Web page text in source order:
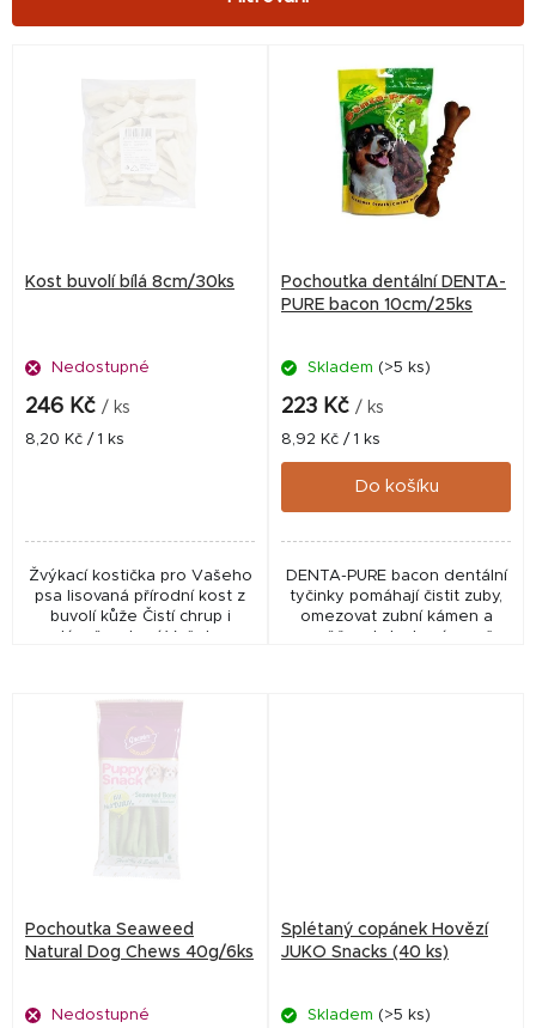
Kost buvolí bílá 8cm/30ks
Nedostupné
246 Kč / ks
Měrná
8,20 Kč / 1 ks
Žvýkací kostička pro Vašeho
psa lisovaná přírodní kost z
buvolí kůže Čistí chrup i
dásně, zabaví Vašeho
Pochoutka dentální DENTA-
PURE bacon 10cm/25ks
Skladem (>5 ks)
223 Kč / ks
Měrná
cena:
8,92 Kč / 1 ks
Do košíku
DENTA-PURE bacon dentální
tyčinky pomáhají čistit zuby,
omezovat zubní kámen a
osvěžovat dech, zároveň
Pochoutka Seaweed
Natural Dog Chews 40g/6ks
Nedostupné
Splétaný copánek Hovězí
JUKO Snacks (40 ks)
Skladem (>5 ks)